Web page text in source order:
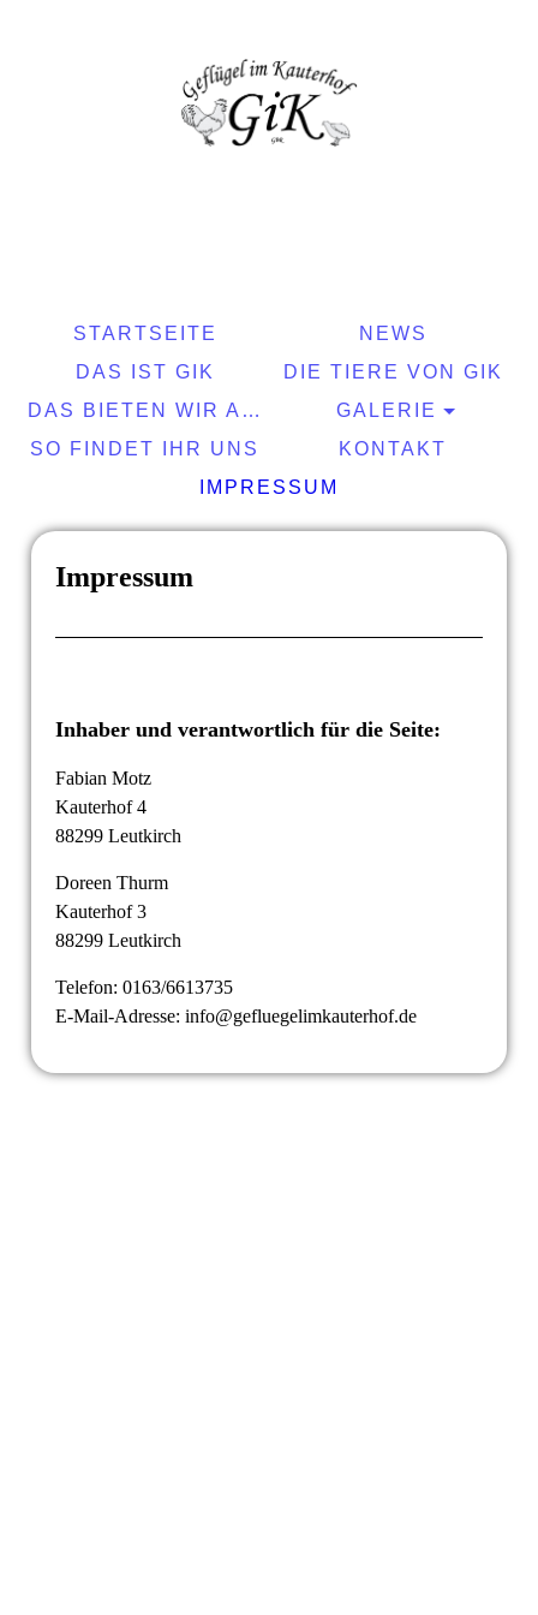
STARTSEITE
NEWS
DAS IST GIK
DIE TIERE VON GIK
DAS BIETEN WIR AN
GALERIE
SO FINDET IHR UNS
KONTAKT
IMPRESSUM
Impressum
Inhaber und verantwortlich für die Seite:
Fabian Motz
Kauterhof 4
88299 Leutkirch
Doreen Thurm
Kauterhof 3
88299 Leutkirch
Telefon: 0163/6613735
E-Mail-Adresse: info@gefluegelimkauterhof.de